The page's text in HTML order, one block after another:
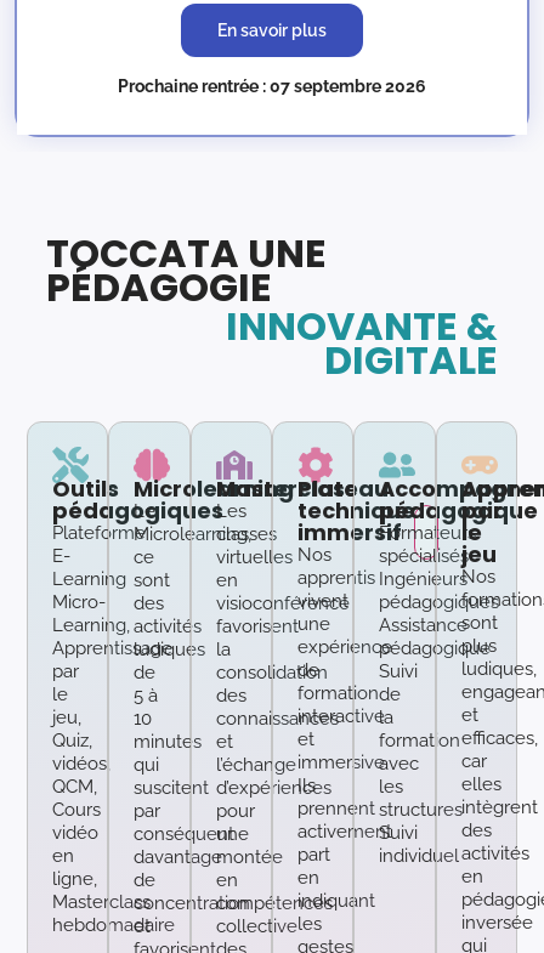
En savoir plus
Prochaine rentrée : 07 septembre 2026
TOCCATA UNE
PÉDAGOGIE
INNOVANTE &
DIGITALE
Outils
pédagogiques
Plateforme
E-
Learning
Micro-
Learning,
Apprentissage
par
le
jeu,
Quiz,
vidéos,
QCM,
Cours
vidéo
en
ligne,
Masterclass
hebdomadaire
Microlearning
Le
Microlearning,
ce
sont
des
activités
ludiques
de
5 à
10
minutes
qui
suscitent
par
conséquent
davantage
de
concentration
et
Masterclass
Les
classes
virtuelles
en
visioconférence
favorisent
la
consolidation
des
connaissances
et
l’échange
d’expériences
pour
une
montée
en
compétences
collective
Plateau
technique
immersif
Nos
apprentis
vivent
une
expérience
de
formation
interactive
et
immersive.
Ils
prennent
activement
part
en
indiquant
les
gestes
pédagogique
Formateurs
spécialisés
Ingénieurs
pédagogiques
Assistance
pédagogique
Suivi
de
la
formation
avec
les
structures
Suivi
individuel
par
le
jeu
Nos
sont
plus
ludiques,
et
efficaces,
car
elles
intègrent
des
activités
en
inversée
qui